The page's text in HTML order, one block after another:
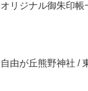
オリジナル御朱印帳
自由が丘熊野神社 /